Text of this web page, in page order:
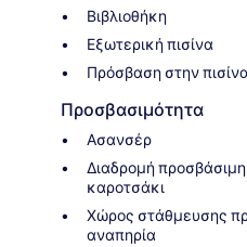
Βιβλιοθήκη
Εξωτερική πισίνα
Πρόσβαση στην
Προσβασιμότητα
Ασανσέρ
Διαδρομή
καροτσάκι
Χώρος στάθμευσης
αναπηρία